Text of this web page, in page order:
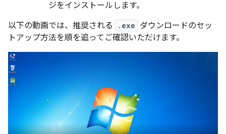
ジをインストールします。
以下の動画では、推奨される
.exe ダウンロードのセッ
トアップ方法を順を追ってご確認いただけます。